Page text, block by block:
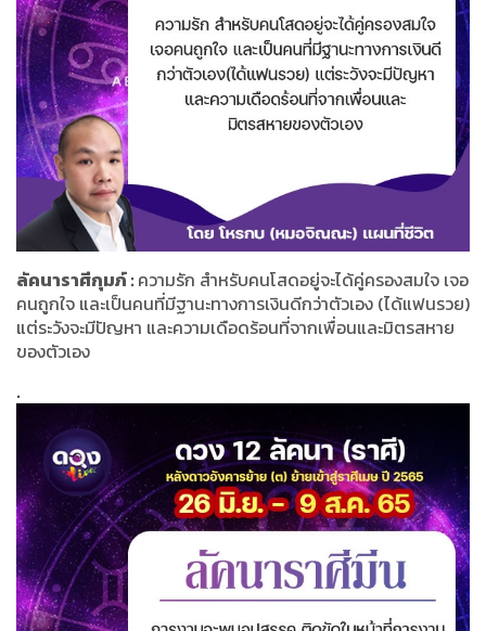
ลัคนาราศีกุมภ์ :ความรัก สำหรับคนโสดอยู่จะได้คู่ครองสมใจ เจอ
คนถูกใจ และเป็นคนที่มีฐานะทางการเงินดีกว่าตัวเอง (ได้แฟนรวย)
แต่ระวังจะมีปัญหา และความเดือดร้อนที่จากเพื่อนและมิตรสหาย
ของตัวเอง
.